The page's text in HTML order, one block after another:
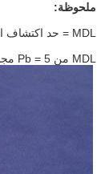
ملحوظة:
MDL = حد اكتشاف الطريقة
MDL من Pb = 5 مجم / كجم